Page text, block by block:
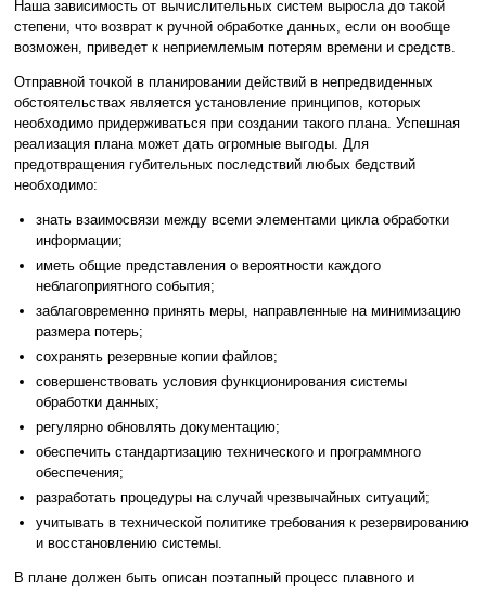
Наша зависимость от вычислительных систем выросла до такой
степени, что возврат к ручной обработке данных, если он вообще
возможен, приведет к неприемлемым потерям времени и средств.
Отправной точкой в планировании действий в непредвиденных
обстоятельствах является установление принципов, которых
необходимо придерживаться при создании такого плана. Успешная
реализация плана может дать огромные выгоды. Для
предотвращения губительных последствий любых бедствий
необходимо:
знать взаимосвязи между всеми элементами цикла обработки
информации;
иметь общие представления о вероятности каждого
неблагоприятного события;
заблаговременно принять меры, направленные на минимизацию
размера потерь;
сохранять резервные копии файлов;
совершенствовать условия функционирования системы
обработки данных;
регулярно обновлять документацию;
обеспечить стандартизацию технического и программного
обеспечения;
разработать процедуры на случай чрезвычайных ситуаций;
учитывать в технической политике требования к резервированию
и восстановлению системы.
В плане должен быть описан поэтапный процесс плавного и